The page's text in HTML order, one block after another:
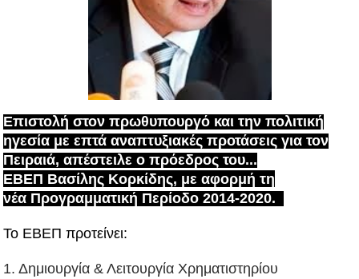
Επιστολή στον πρωθυπουργό και την πολιτική
ηγεσία με επτά αναπτυξιακές προτάσεις για τον
Πειραιά, απέστειλε ο πρόεδρος του...
ΕΒΕΠ Βασίλης Κορκίδης, με αφορμή τη
νέα Προγραμματική Περίοδο 2014-2020.
Το ΕΒΕΠ προτείνει:
1. Δημιουργία & Λειτουργία Χρηματιστηρίου